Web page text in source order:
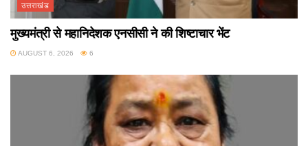
उत्तराखंड
मुख्यमंत्री से महानिदेशक एनसीसी ने की शिष्टाचार भेंट
AUGUST 6, 2026 6